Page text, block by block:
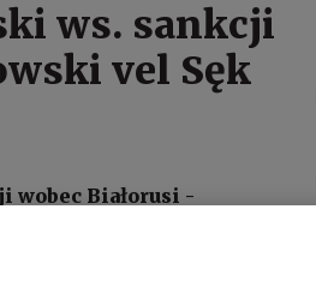
ws. sankcji
vel Sęk
wobec Białorusi -
do spraw Unii
Polski przy
spotkaniu z